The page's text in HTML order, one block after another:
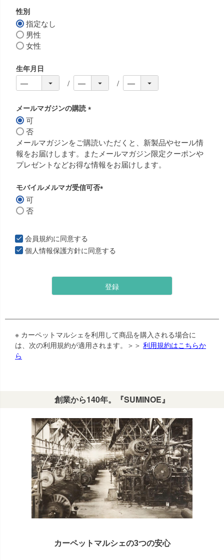
性別
指定なし
男性
女性
生年月日
メールマガジンの購読
須
)
可
否
メールマガジンをご購読いただくと、新製品やセール情
報をお届けします。またメールマガジン限定クーポンや
プレゼントなどお得な情報をお届けします。
モバイルメルマガ受信可否
可
否
会員規約に同意する
個人情報保護方針に同意する
登録
※ カーペットマルシェを利用して商品を購入される場合に
は、次の利用規約が適用されます。＞＞ 利用規約はこちらか
ら
創業から140年。『SUMINOE』
カーペットマルシェの3つの安心